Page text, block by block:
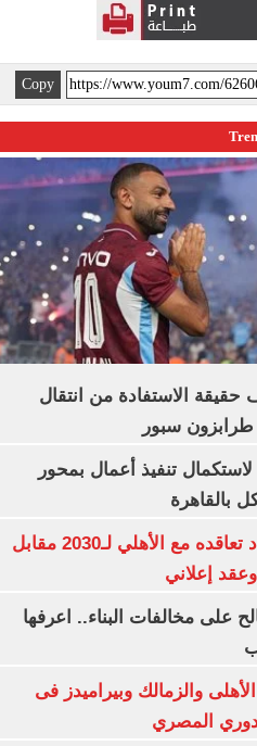
Copy
حقيقة الاستفادة من انتقال
سبور
تنفيذ أعمال بمحور
بالقاهرة
إمام عاشور يمدد تعاقده مع الأهلي لـ2030 مقابل
على مخالفات البناء.. اعرفها
والزمالك وبيراميدز فى
المصري